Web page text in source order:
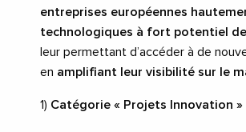
entreprises européennes
technologiques à fort potentiel
leur permettant d’accéder à de
en amplifiant leur visibilité sur le
1) Catégorie « Projets Innovation »